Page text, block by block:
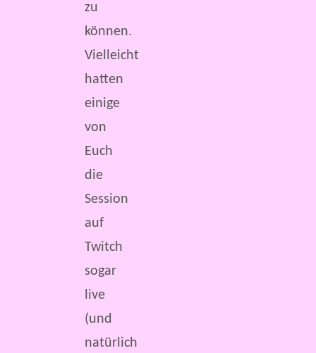
zu
können.
Vielleicht
hatten
einige
von
Euch
die
Session
auf
Twitch
sogar
live
(und
natürlich